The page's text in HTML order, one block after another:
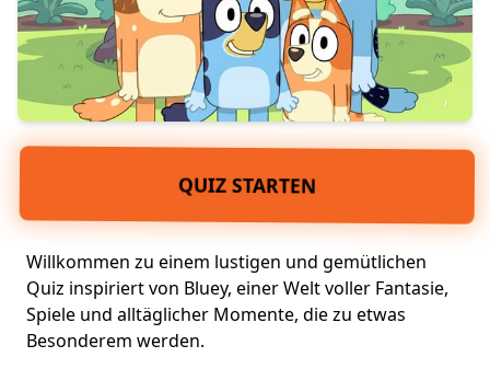
QUIZ STARTEN
Willkommen zu einem lustigen und gemütlichen
Quiz inspiriert von Bluey, einer Welt voller Fantasie,
Spiele und alltäglicher Momente, die zu etwas
Besonderem werden.